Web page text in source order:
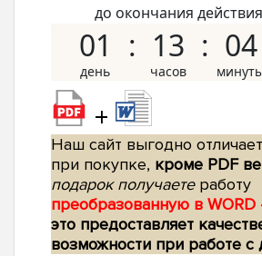
до окончания
01 13 04
+
Наш сайт выгодно
при покупке, кроме PDF
подарок получаетеработу
преобразованную в WORD
это предоставляет
возможности при работе с